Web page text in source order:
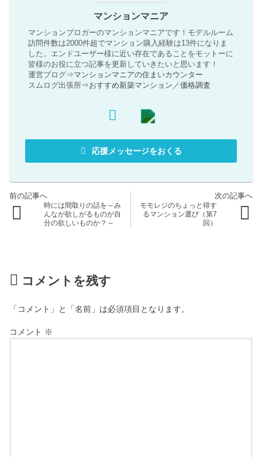
マンションマニア
マンションブロガーのマンションマニアです！モデルルーム
訪問件数は2000件超でマンション購入経験は13件になりま
した。エンドユーザー様に近い存在であることをモットーに
皆様のお役に立つ記事を更新していきたいと思います！
運営ブログ⇒マンションマニアの住まいカウンター
スムログ出張所⇒おすすめ新築マンション ／価格調査
応援メッセージをおくる
時には間取りの話を～み
んなが欲しがるものが自
分の欲しいものか？～
モモレジのちょっと得す
るマンション選び（第7
回）
コメントを残す
「コメント」と「名前」は必須項目となります。
コメント ※